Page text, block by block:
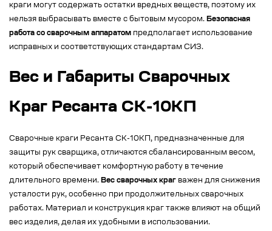
краги могут содержать остатки вредных веществ, поэтому их
нельзя выбрасывать вместе с бытовым мусором. Безопасная
работа со сварочным аппаратом предполагает использование
исправных и соответствующих стандартам СИЗ.
Вес и Габариты Сварочных
Краг Ресанта СК-10КП
Сварочные краги Ресанта СК-10КП, предназначенные для
защиты рук сварщика, отличаются сбалансированным весом,
который обеспечивает комфортную работу в течение
длительного времени. Вес сварочных краг важен для снижения
усталости рук, особенно при продолжительных сварочных
работах. Материал и конструкция краг также влияют на общий
вес изделия, делая их удобными в использовании.